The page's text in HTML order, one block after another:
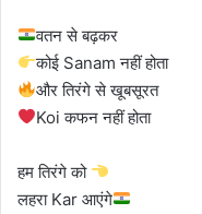
वतन से बढ़कर
कोई Sanam नहीं होता
और तिरंगे से खूबसूरत
Koi कफन नहीं होता
हम तिरंगे को
लहरा Kar आएंगे